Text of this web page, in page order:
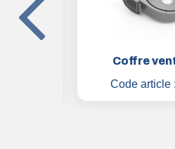
Coffre
Code article :